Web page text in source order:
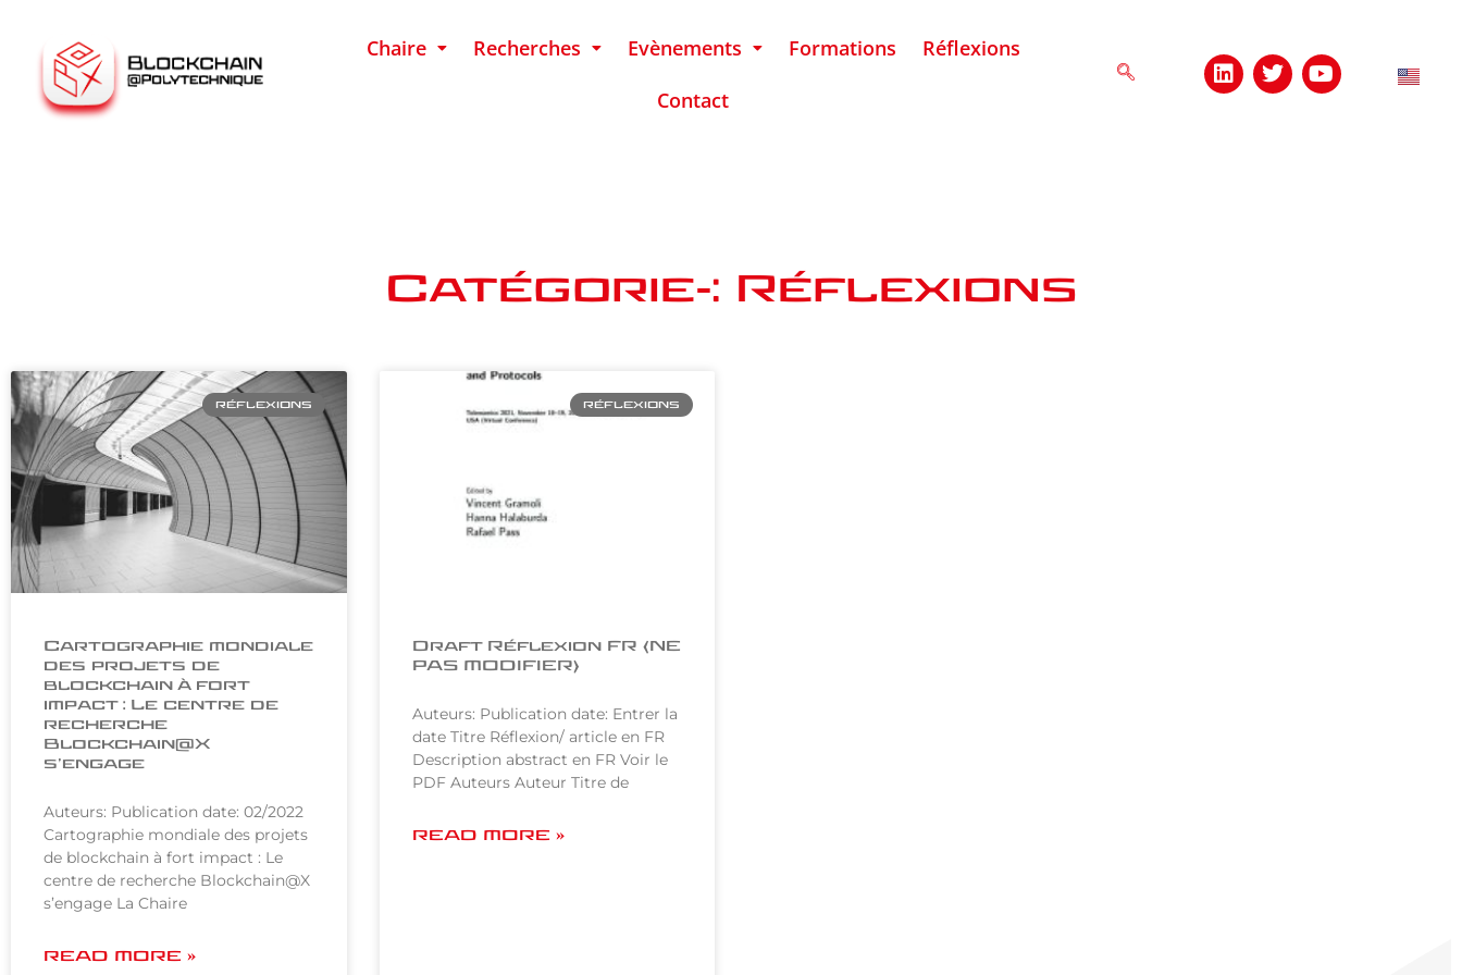
Chaire Recherches Evènements Formations
Réflexions
Contact
Catégorie : Réflexions
RÉFLEXIONS
Cartographie mondiale
des projets de
blockchain à fort
impact : Le centre de
recherche
Blockchain@X
s’engage
Auteurs: Publication date: 02/2022
Cartographie mondiale des projets
de blockchain à fort impact : Le
centre de recherche Blockchain@X
s’engage La Chaire
READ MORE »
RÉFLEXIONS
Draft Réflexion FR (NE
PAS MODIFIER)
Auteurs: Publication date: Entrer la
date Titre Réflexion/ article en FR
Description abstract en FR Voir le
PDF Auteurs Auteur Titre de
READ MORE »